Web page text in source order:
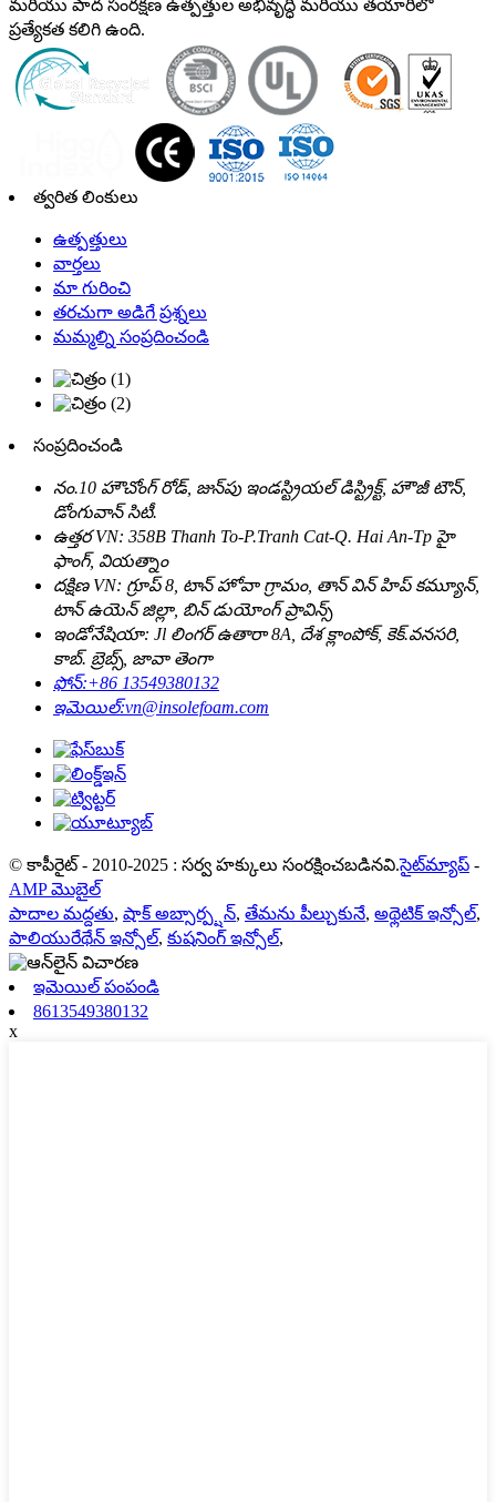
మరియు పాద సంరక్షణ ఉత్పత్తుల అభివృద్ధి మరియు తయారీలో
ప్రత్యేకత కలిగి ఉంది.
త్వరిత లింకులు
ఉత్పత్తులు
వార్తలు
మా గురించి
తరచుగా అడిగే ప్రశ్నలు
మమ్మల్ని సంప్రదించండి
సంప్రదించండి
నం.10 హౌచోంగ్ రోడ్, జున్‌పు ఇండస్ట్రియల్ డిస్ట్రిక్ట్, హౌజీ టౌన్,
డోంగువాన్ సిటీ.
ఉత్తర VN: 358B Thanh To-P.Tranh Cat-Q. Hai An-Tp హై
ఫాంగ్, వియత్నాం
దక్షిణ VN: గ్రూప్ 8, టాన్ హోవా గ్రామం, తాన్ విన్ హిప్ కమ్యూన్,
టాన్ ఉయెన్ జిల్లా, బిన్ డుయోంగ్ ప్రావిన్స్
ఇండోనేషియా: Jl లింగర్ ఉతారా 8A, దేశ క్లాంపోక్, కెక్.వనసరి,
కాబ్. బ్రెబ్స్, జావా తెంగా
ఫోన్:+86 13549380132
ఇమెయిల్:vn@insolefoam.com
© కాపీరైట్ - 2010-2025 : సర్వ హక్కులు సంరక్షించబడినవి.సైట్‌మ్యాప్ -
AMP మొబైల్
పాదాల మద్దతు, షాక్ అబ్సార్ప్షన్, తేమను పీల్చుకునే, అథ్లెటిక్ ఇన్సోల్,
పాలియురేథేన్ ఇన్సోల్, కుషనింగ్ ఇన్సోల్,
ఇమెయిల్ పంపండి
8613549380132
x